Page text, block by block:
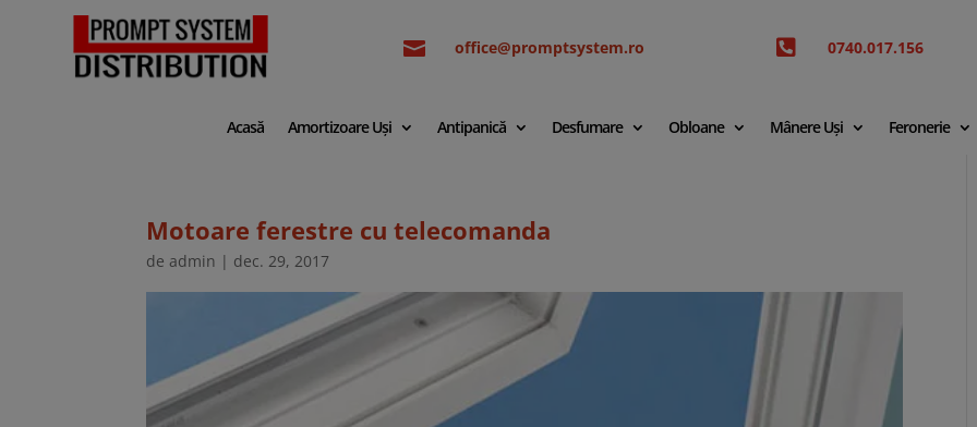
 office@promptsystem.ro  0740.017.156
Acasă Amortizoare Uși Antipanică Desfumare Obloane Mânere Uși Feronerie
Motoare ferestre cu telecomanda
deadmin | dec. 29, 2017